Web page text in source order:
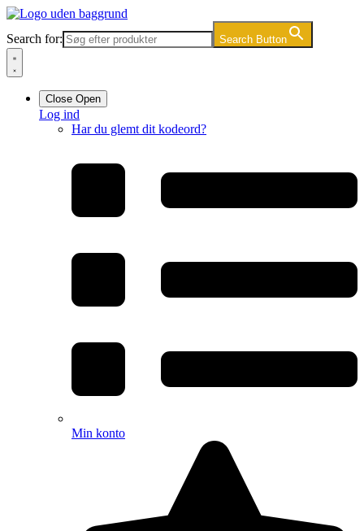
Videre
indhold
Search for: Search Button
Close Open
Log ind
Har du glemt dit kodeord?
Min konto